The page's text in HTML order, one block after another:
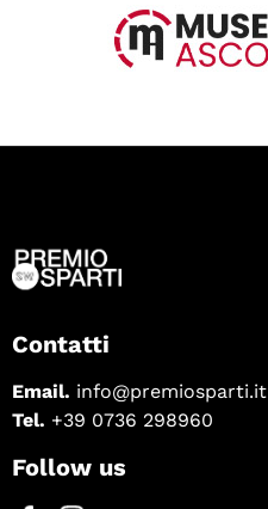
Contatti
Email. info@premiosparti.it
Tel. +39 0736 298960
Follow us